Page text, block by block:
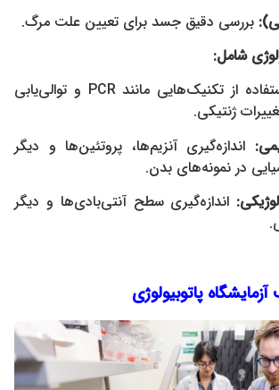
: بررسی دقیق جسد برای تعیین علت مرگ.
شامل:
استفاده از تکنیک‌هایی مانند PCR و توالی‌یابی
: اندازه‌گیری آنزیم‌ها، پروتئین‌ها و دیگر
در نمونه‌های بدن.
: اندازه‌گیری سطح آنتی‌بادی‌ها و دیگر
پاتوبیولوژی